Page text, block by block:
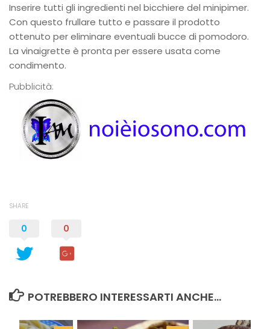
Inserire tutti gli ingredienti nel bicchiere del minipimer.
Con questo frullare tutto e passare il prodotto
ottenuto per eliminare eventuali bucce di pomodoro.
La vinaigrette è pronta per essere usata come
condimento.
Pubblicità:
SHARE
0 0
POTREBBERO INTERESSARTI ANCHE...